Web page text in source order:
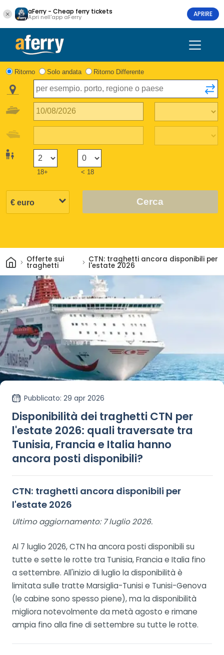
aFerry - Cheap ferry tickets
Apri nell'app aFerry APRIRE
Ritorno Solo andata Ritorno Differente
18+ < 18
Cerca
Casa
Offerte sui
traghetti
CTN: traghetti ancora disponibili per
l'estate 2026
Pubblicato: 29 apr 2026
Disponibilità dei traghetti CTN per
l'estate 2026: quali traversate tra
Tunisia, Francia e Italia hanno
ancora posti disponibili?
CTN: traghetti ancora disponibili per
l'estate 2026
Ultimo aggiornamento: 7 luglio 2026.
Al 7 luglio 2026, CTN ha ancora posti disponibili su
tutte e sette le rotte tra Tunisia, Francia e Italia fino
a settembre. All'inizio di luglio la disponibilità è
limitata sulle tratte Marsiglia-Tunisi e Tunisi-Genova
(le cabine sono spesso piene), ma la disponibilità
migliora notevolmente da metà agosto e rimane
ampia fino alla fine di settembre su tutte le rotte.